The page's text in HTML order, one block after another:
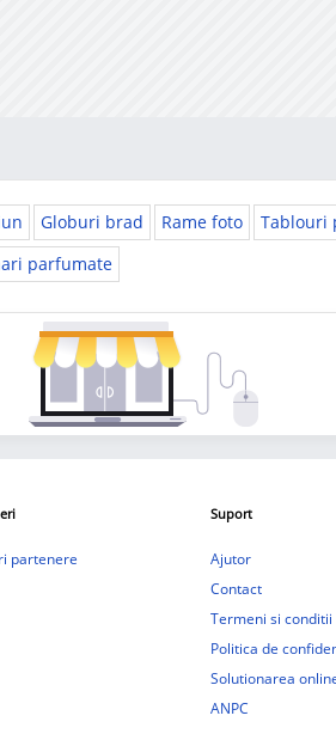
Globuri brad Rame foto Tablouri
parfumate
partenere
Suport
Ajutor
Contact
Termeni si conditii
Politica de
Solutionarea
ANPC